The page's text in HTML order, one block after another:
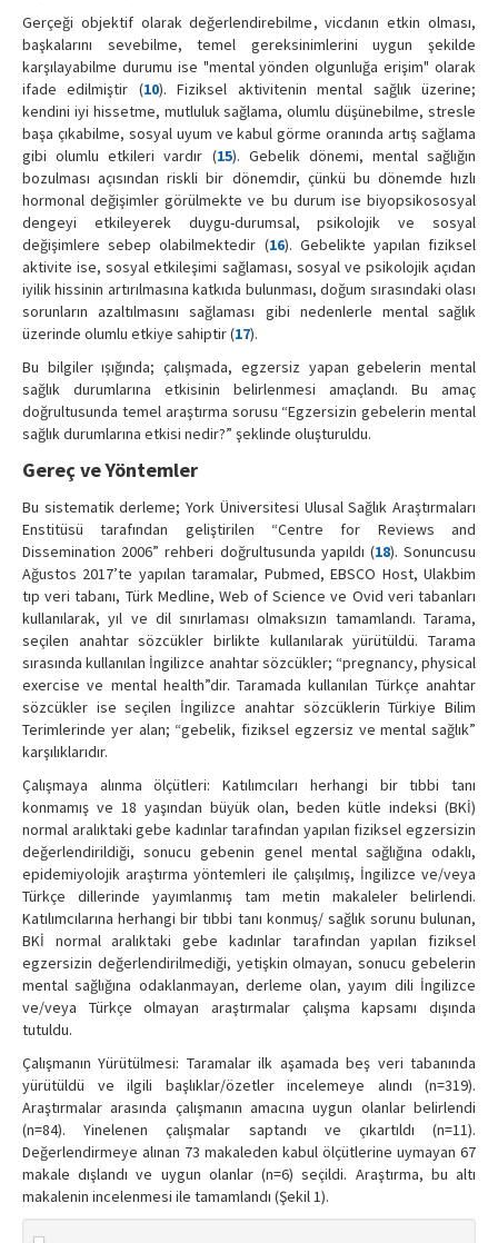
Gerçeği objektif olarak değerlendirebilme, vicdanın etkin olması,
başkalarını sevebilme, temel gereksinimlerini uygun şekilde
karşılayabilme durumu ise "mental yönden olgunluğa erişim" olarak
ifade edilmiştir (10). Fiziksel aktivitenin mental sağlık üzerine;
kendini iyi hissetme, mutluluk sağlama, olumlu düşünebilme, stresle
başa çıkabilme, sosyal uyum ve kabul görme oranında artış sağlama
gibi olumlu etkileri vardır (15). Gebelik dönemi, mental sağlığın
bozulması açısından riskli bir dönemdir, çünkü bu dönemde hızlı
hormonal değişimler görülmekte ve bu durum ise biyopsikososyal
dengeyi etkileyerek duygu-durumsal, psikolojik ve sosyal
değişimlere sebep olabilmektedir (16). Gebelikte yapılan fiziksel
aktivite ise, sosyal etkileşimi sağlaması, sosyal ve psikolojik açıdan
iyilik hissinin artırılmasına katkıda bulunması, doğum sırasındaki olası
sorunların azaltılmasını sağlaması gibi nedenlerle mental sağlık
üzerinde olumlu etkiye sahiptir (17).
Bu bilgiler ışığında; çalışmada, egzersiz yapan gebelerin mental
sağlık durumlarına etkisinin belirlenmesi amaçlandı. Bu amaç
doğrultusunda temel araştırma sorusu “Egzersizin gebelerin mental
sağlık durumlarına etkisi nedir?” şeklinde oluşturuldu.
Gereç ve Yöntemler
Bu sistematik derleme; York Üniversitesi Ulusal Sağlık Araştırmaları
Enstitüsü tarafından geliştirilen “Centre for Reviews and
Dissemination 2006” rehberi doğrultusunda yapıldı (18). Sonuncusu
Ağustos 2017’te yapılan taramalar, Pubmed, EBSCO Host, Ulakbim
tıp veri tabanı, Türk Medline, Web of Science ve Ovid veri tabanları
kullanılarak, yıl ve dil sınırlaması olmaksızın tamamlandı. Tarama,
seçilen anahtar sözcükler birlikte kullanılarak yürütüldü. Tarama
sırasında kullanılan İngilizce anahtar sözcükler; “pregnancy, physical
exercise ve mental health”dir. Taramada kullanılan Türkçe anahtar
sözcükler ise seçilen İngilizce anahtar sözcüklerin Türkiye Bilim
Terimlerinde yer alan; “gebelik, fiziksel egzersiz ve mental sağlık”
karşılıklarıdır.
Çalışmaya alınma ölçütleri: Katılımcıları herhangi bir tıbbi tanı
konmamış ve 18 yaşından büyük olan, beden kütle indeksi (BKİ)
normal aralıktaki gebe kadınlar tarafından yapılan fiziksel egzersizin
değerlendirildiği, sonucu gebenin genel mental sağlığına odaklı,
epidemiyolojik araştırma yöntemleri ile çalışılmış, İngilizce ve/veya
Türkçe dillerinde yayımlanmış tam metin makaleler belirlendi.
Katılımcılarına herhangi bir tıbbi tanı konmuş/ sağlık sorunu bulunan,
BKİ normal aralıktaki gebe kadınlar tarafından yapılan fiziksel
egzersizin değerlendirilmediği, yetişkin olmayan, sonucu gebelerin
mental sağlığına odaklanmayan, derleme olan, yayım dili İngilizce
ve/veya Türkçe olmayan araştırmalar çalışma kapsamı dışında
tutuldu.
Çalışmanın Yürütülmesi: Taramalar ilk aşamada beş veri tabanında
yürütüldü ve ilgili başlıklar/özetler incelemeye alındı (n=319).
Araştırmalar arasında çalışmanın amacına uygun olanlar belirlendi
(n=84). Yinelenen çalışmalar saptandı ve çıkartıldı (n=11).
Değerlendirmeye alınan 73 makaleden kabul ölçütlerine uymayan 67
makale dışlandı ve uygun olanlar (n=6) seçildi. Araştırma, bu altı
makalenin incelenmesi ile tamamlandı (Şekil 1).